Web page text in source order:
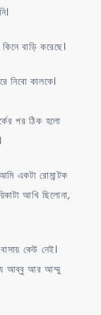
বাড়ি করেছে।
নিবো কালকে।
পর ঠিক হলো
একটা রোমান্টক
আখি ছিলোনা,
কেউ নেই।
যে আব্বু আর আম্মু